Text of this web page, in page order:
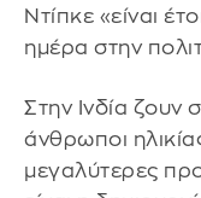
Ντίπκε «είναι
ημέρα στην
Στην Ινδία ζουν
άνθρωποι
μεγαλύτερες